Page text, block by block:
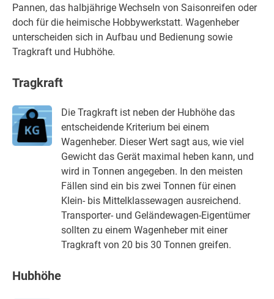
Pannen, das halbjährige Wechseln von Saisonreifen oder
doch für die heimische Hobbywerkstatt. Wagenheber
unterscheiden sich in Aufbau und Bedienung sowie
Tragkraft und Hubhöhe.
Tragkraft
Die Tragkraft ist neben der Hubhöhe das
entscheidende Kriterium bei einem
Wagenheber. Dieser Wert sagt aus, wie viel
Gewicht das Gerät maximal heben kann, und
wird in Tonnen angegeben. In den meisten
Fällen sind ein bis zwei Tonnen für einen
Klein- bis Mittelklassewagen ausreichend.
Transporter- und Geländewagen-Eigentümer
sollten zu einem Wagenheber mit einer
Tragkraft von 20 bis 30 Tonnen greifen.
Hubhöhe